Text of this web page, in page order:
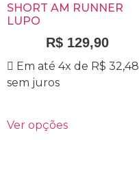
SHORT AM RUNNER
LUPO
R$129,90
Em até 4x de R$ 32,48
sem juros
Ver opções